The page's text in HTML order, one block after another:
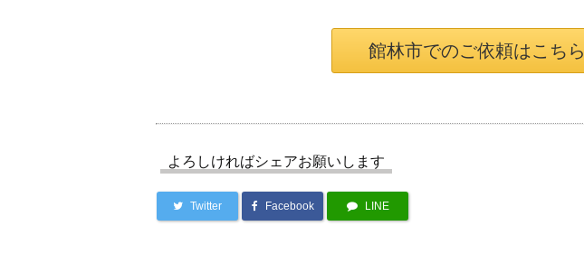
館林市でのご依頼はこちら
よろしければシェアお願いします
Twitter Facebook LINE